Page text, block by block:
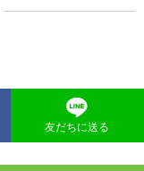
友だちに送る